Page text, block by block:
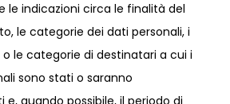
le indicazioni circa le finalità del
le categorie dei dati personali, i
le categorie di destinatari a cui i
sono stati o saranno
quando possibile, il periodo di